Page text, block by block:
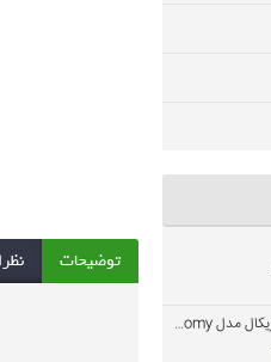
اکچویتور الکتریکال مدل REA 60 Economy
توضیحات